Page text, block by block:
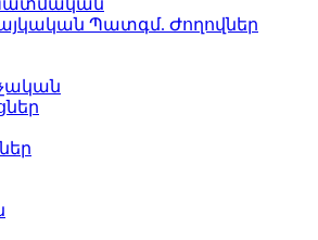
Պատգմ. Ժողովներ